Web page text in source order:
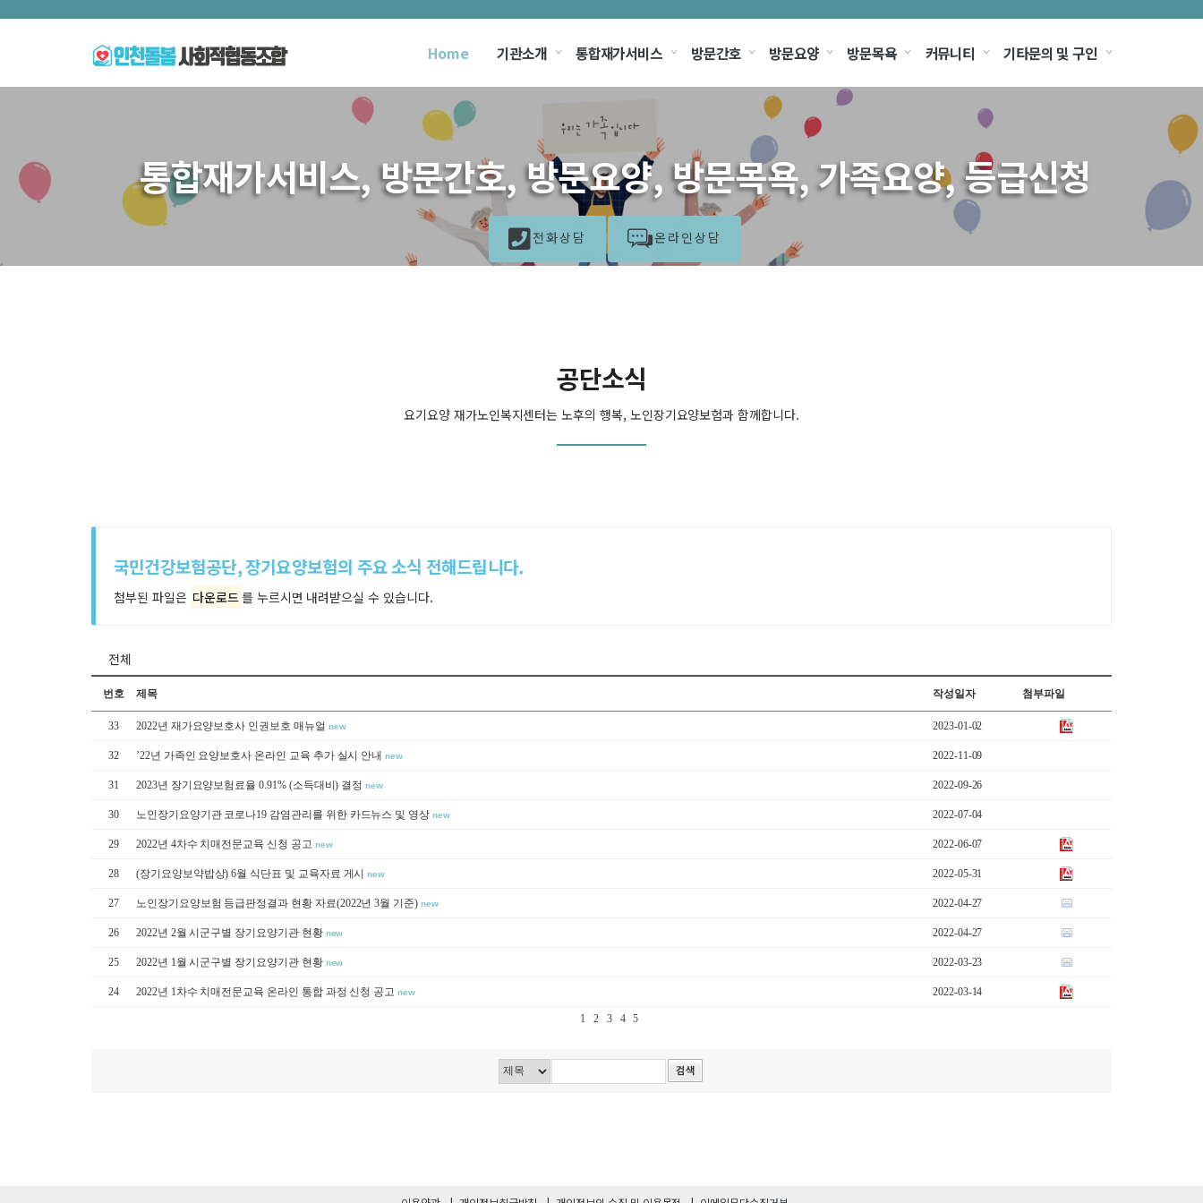
Home 기관소개 통합재가서비스 방문간호 방문요양 방문목욕 커뮤니티 기타문의 및 구인
통합재가서비스, 방문간호, 방문요양, 방문목욕, 가족요양, 등급신청
전화상담 온라인상담
공단소식
요기요양 재가노인복지센터는 노후의 행복, 노인장기요양보험과 함께합니다.
국민건강보험공단, 장기요양보험의 주요 소식 전해드립니다.
첨부된 파일은 다운로드를 누르시면 내려받으실 수 있습니다.
전체
번호 제목 작성일자 첨부파일
33 2022년 재가요양보호사 인권보호 매뉴얼 new 2023-01-02
32 ’22년 가족인 요양보호사 온라인 교육 추가 실시 안내new 2022-11-09
31 2023년 장기요양보험료율 0.91% (소득대비) 결정new 2022-09-26
30 노인장기요양기관 코로나19 감염관리를 위한 카드뉴스 및 영상 new 2022-07-04
29 2022년 4차수 치매전문교육 신청 공고 new 2022-06-07
28 (장기요양보약밥상) 6월 식단표 및 교육자료 게시new 2022-05-31
27 노인장기요양보험 등급판정결과 현황 자료(2022년 3월 기준) new 2022-04-27
26 2022년 2월 시군구별 장기요양기관 현황 new 2022-04-27
25 2022년 1월 시군구별 장기요양기관 현황 new 2022-03-23
24 2022년 1차수 치매전문교육 온라인 통합 과정 신청 공고new 2022-03-14
1 2 3 4 5